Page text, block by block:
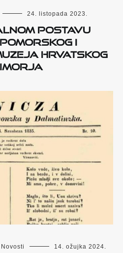
24. listopada 2023.
postavu
i
Hrvatskog
Novosti 14. ožujka 2024.